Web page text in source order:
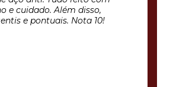
e cuidado. Além disso,
e pontuais. Nota 10!